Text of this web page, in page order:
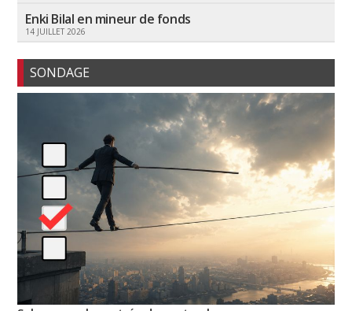
Enki Bilal en mineur de fonds
14 JUILLET 2026
SONDAGE